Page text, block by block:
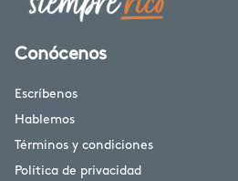
Conócenos
Escríbenos
Hablemos
Términos y condiciones
Política de privacidad